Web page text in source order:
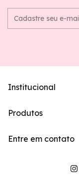
Institucional
Produtos
Entre em contato